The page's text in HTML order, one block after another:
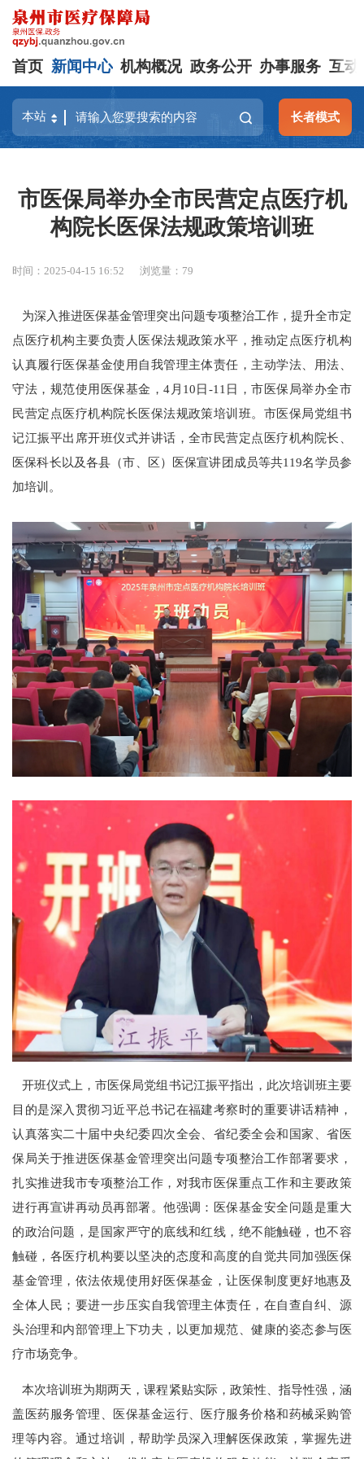
首页 新闻中心 机构概况 政务公开 办事服务 互动
长者模式
市医保局举办全市民营定点医疗机
构院长医保法规政策培训班
时间：2025-04-15 16:52 浏览量： 79
为深入推进医保基金管理突出问题专项整治工作，提升全市定
点医疗机构主要负责人医保法规政策水平，推动定点医疗机构
认真履行医保基金使用自我管理主体责任，主动学法、用法、
守法，规范使用医保基金，4月10日-11日，市医保局举办全市
民营定点医疗机构院长医保法规政策培训班。市医保局党组书
记江振平出席开班仪式并讲话，全市民营定点医疗机构院长、
医保科长以及各县（市、区）医保宣讲团成员等共119名学员参
加培训。
开班仪式上，市医保局党组书记江振平指出，此次培训班主要
目的是深入贯彻习近平总书记在福建考察时的重要讲话精神，
认真落实二十届中央纪委四次全会、省纪委全会和国家、省医
保局关于推进医保基金管理突出问题专项整治工作部署要求，
扎实推进我市专项整治工作，对我市医保重点工作和主要政策
进行再宣讲再动员再部署。他强调：医保基金安全问题是重大
的政治问题，是国家严守的底线和红线，绝不能触碰，也不容
触碰，各医疗机构要以坚决的态度和高度的自觉共同加强医保
基金管理，依法依规使用好医保基金，让医保制度更好地惠及
全体人民；要进一步压实自我管理主体责任，在自查自纠、源
头治理和内部管理上下功夫，以更加规范、健康的姿态参与医
疗市场竞争。
本次培训班为期两天，课程紧贴实际，政策性、指导性强，涵
盖医药服务管理、医保基金运行、医疗服务价格和药械采购管
理等内容。通过培训，帮助学员深入理解医保政策，掌握先进